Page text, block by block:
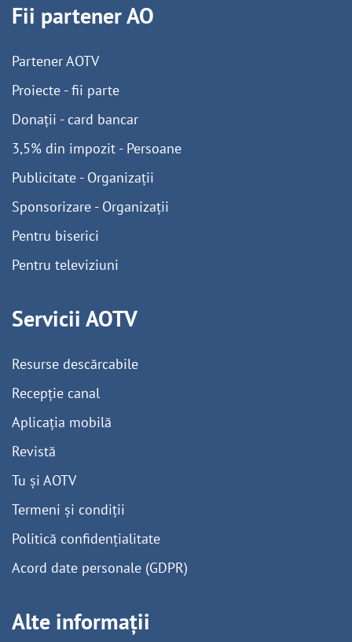
Fii partener AO
Partener AOTV
Proiecte - fii parte
Donații - card bancar
3,5% din impozit - Persoane
Publicitate - Organizații
Sponsorizare - Organizații
Pentru biserici
Pentru televiziuni
Servicii AOTV
Resurse descărcabile
Recepție canal
Aplicația mobilă
Revistă
Tu și AOTV
Termeni și condiții
Politică confidențialitate
Acord date personale (GDPR)
Alte informații